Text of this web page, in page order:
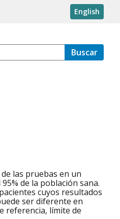
English
Buscar
las pruebas en un
de la población sana.
cuyos resultados
ser diferente en
referencia, límite de